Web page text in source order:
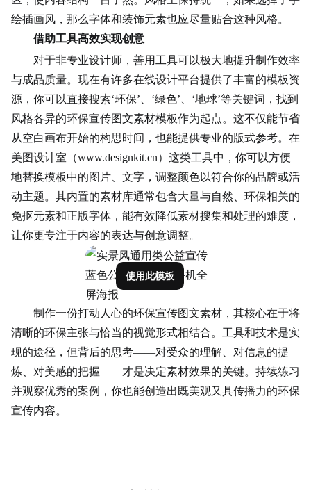
绘插画风，那么字体和装饰元素也应尽量贴合这种风格。
借助工具高效实现创意
对于非专业设计师，善用工具可以极大地提升制作效率
与成品质量。现在有许多在线设计平台提供了丰富的模板资
源，你可以直接搜索‘环保’、‘绿色’、‘地球’等关键词，找到
风格各异的环保宣传图文素材模板作为起点。这不仅能节省
从空白画布开始的构思时间，也能提供专业的版式参考。在
美图设计室（www.designkit.cn）这类工具中，你可以方便
地替换模板中的图片、文字，调整颜色以符合你的品牌或活
动主题。其内置的素材库通常包含大量与自然、环保相关的
免抠元素和正版字体，能有效降低素材搜集和处理的难度，
让你更专注于内容的表达与创意调整。
使用此模板
制作一份打动人心的环保宣传图文素材，其核心在于将
清晰的环保主张与恰当的视觉形式相结合。工具和技术是实
现的途径，但背后的思考——对受众的理解、对信息的提
炼、对美感的把握——才是决定素材效果的关键。持续练习
并观察优秀的案例，你也能创造出既美观又具传播力的环保
宣传内容。